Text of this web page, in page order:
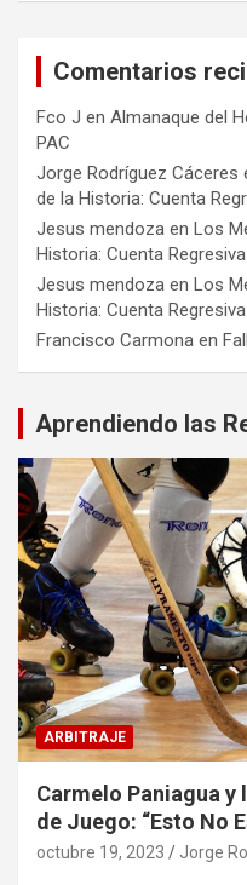
Comentarios
Fco J en Almanaque del
PAC
Jorge Rodríguez Cáceres
de la Historia: Cuenta
Jesus mendoza en Los
Historia: Cuenta
Jesus mendoza en Los
Historia: Cuenta
Francisco Carmona en
Aprendiendo las
ARBITRAJE
Carmelo Paniagua y
de Juego: “Esto No
octubre 19, 2023 Jorge